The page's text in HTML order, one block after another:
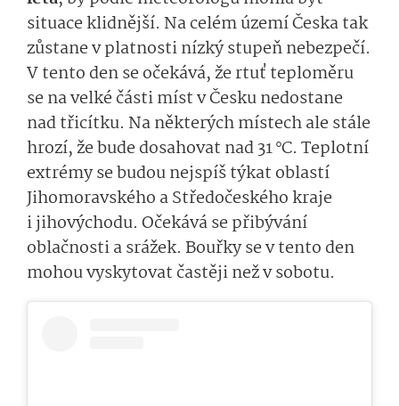
situace klidnější. Na celém území Česka tak
zůstane v platnosti nízký stupeň nebezpečí.
V tento den se očekává, že rtuť teploměru
se na velké části míst v Česku nedostane
nad třicítku. Na některých místech ale stále
hrozí, že bude dosahovat nad 31 °C. Teplotní
extrémy se budou nejspíš týkat oblastí
Jihomoravského a Středočeského kraje
i jihovýchodu. Očekává se přibývání
oblačnosti a srážek. Bouřky se v tento den
mohou vyskytovat častěji než v sobotu.